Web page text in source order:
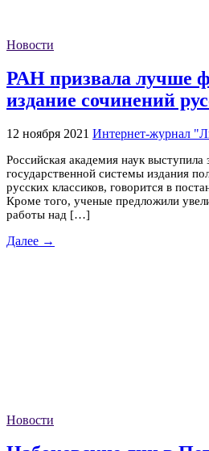
Новости
РАН призвала лучше
издание сочинений
12 ноября 2021 Интернет-журнал
Российская академия наук выступила
государственной системы издания
русских классиков, говорится в
Кроме того, ученые предложили
работы над […]
Далее →
Новости